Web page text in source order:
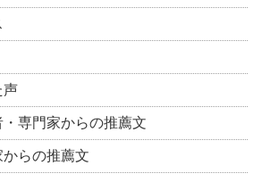
声
専門家からの推薦文
らの推薦文